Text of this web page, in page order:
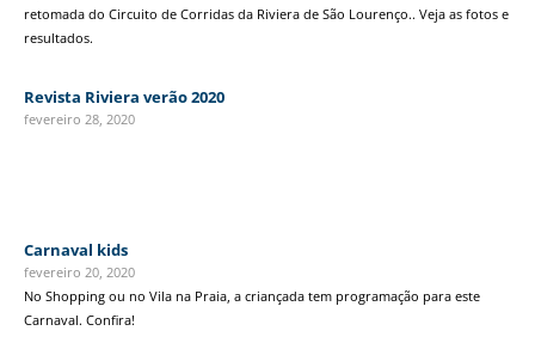
retomada do Circuito de Corridas da Riviera de São Lourenço.. Veja as fotos e
resultados.
Revista Riviera verão 2020
fevereiro 28, 2020
Carnaval kids
fevereiro 20, 2020
No Shopping ou no Vila na Praia, a criançada tem programação para este
Carnaval. Confira!